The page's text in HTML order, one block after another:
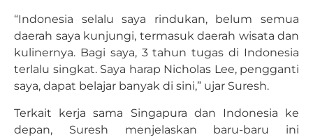
“Indonesia selalu saya rindukan, belum semua
daerah saya kunjungi, termasuk daerah wisata dan
kulinernya. Bagi saya, 3 tahun tugas di Indonesia
terlalu singkat. Saya harap Nicholas Lee, pengganti
saya, dapat belajar banyak di sini,” ujar Suresh.
Terkait kerja sama Singapura dan Indonesia ke
depan, Suresh menjelaskan baru-baru ini